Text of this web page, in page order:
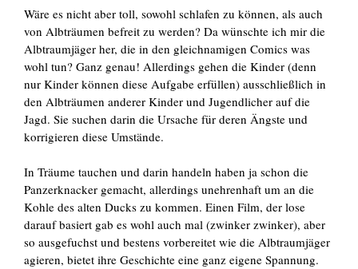
Wäre es nicht aber toll, sowohl schlafen zu können, als auch
von Albträumen befreit zu werden? Da wünschte ich mir die
Albtraumjäger her, die in den gleichnamigen Comics was
wohl tun? Ganz genau! Allerdings gehen die Kinder (denn
nur Kinder können diese Aufgabe erfüllen) ausschließlich in
den Albträumen anderer Kinder und Jugendlicher auf die
Jagd. Sie suchen darin die Ursache für deren Ängste und
korrigieren diese Umstände.
In Träume tauchen und darin handeln haben ja schon die
Panzerknacker gemacht, allerdings unehrenhaft um an die
Kohle des alten Ducks zu kommen. Einen Film, der lose
darauf basiert gab es wohl auch mal (zwinker zwinker), aber
so ausgefuchst und bestens vorbereitet wie die Albtraumjäger
agieren, bietet ihre Geschichte eine ganz eigene Spannung.